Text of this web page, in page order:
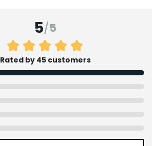
5/5
Rated by 45 customers